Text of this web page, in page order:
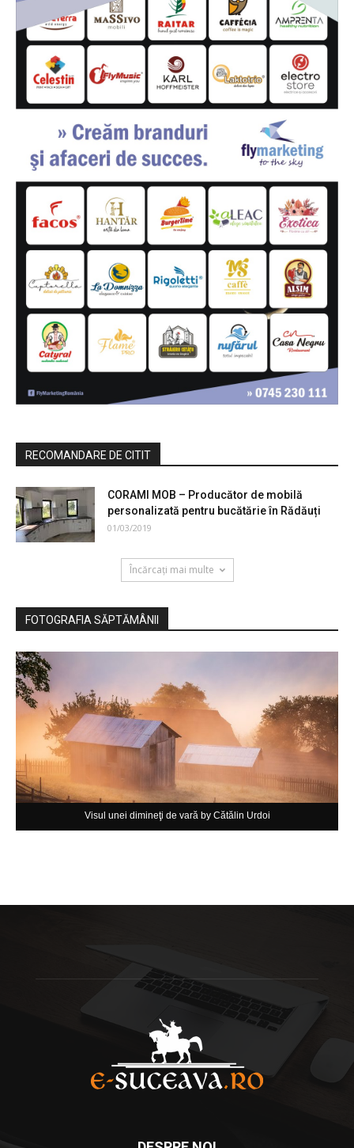
RECOMANDARE DE CITIT
CORAMI MOB – Producător de mobilă
personalizată pentru bucătărie în Rădăuți
01/03/2019
Încărcați mai multe
FOTOGRAFIA SĂPTĂMÂNII
Visul unei dimineţi de vară by Cătălin Urdoi